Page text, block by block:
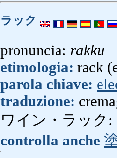
ラック
pronuncia: rakku
etimologia: rack
parola chiave:
traduzione:
ワイン・ラック:
controlla anche